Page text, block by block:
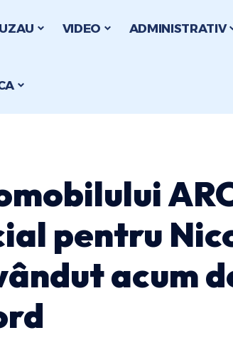
VIDEO ADMINISTRATIV
pentru
acum